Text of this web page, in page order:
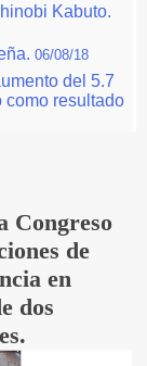
Kabuto.
06/08/18
del 5.7
como resultado
Congreso
de
en
dos